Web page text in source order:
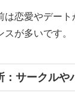
は恋愛やデー
が多いです。
：サークルや